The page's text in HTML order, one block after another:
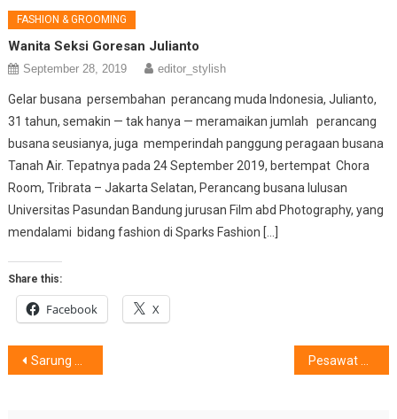
FASHION & GROOMING
Wanita Seksi Goresan Julianto
September 28, 2019 editor_stylish
Gelar busana persembahan perancang muda Indonesia, Julianto,
31 tahun, semakin — tak hanya — meramaikan jumlah perancang
busana seusianya, juga memperindah panggung peragaan busana
Tanah Air. Tepatnya pada 24 September 2019, bertempat Chora
Room, Tribrata – Jakarta Selatan, Perancang busana lulusan
Universitas Pasundan Bandung jurusan Film abd Photography, yang
mendalami bidang fashion di Sparks Fashion […]
Share this:
Facebook X
Post
Sarung Milenials : Karya Sofia Sari Dewi X TorajaMelo X Toraja Utara